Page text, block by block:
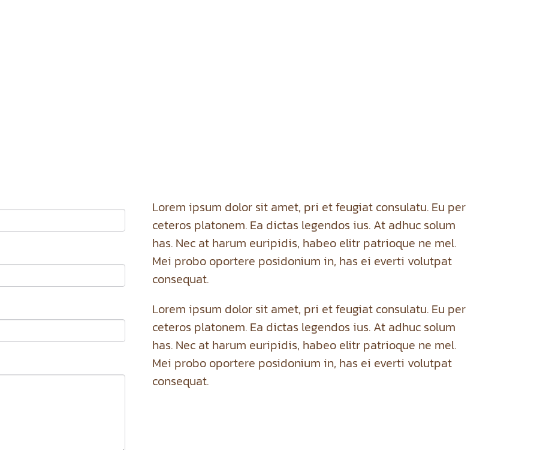
Lorem ipsum dolor sit amet, pri et feugiat consulatu. Eu per
ceteros platonem. Ea dictas legendos ius. At adhuc solum
has. Nec at harum euripidis, habeo elitr patrioque ne mel.
Mei probo oportere posidonium in, has ei everti volutpat
consequat.
Lorem ipsum dolor sit amet, pri et feugiat consulatu. Eu per
ceteros platonem. Ea dictas legendos ius. At adhuc solum
has. Nec at harum euripidis, habeo elitr patrioque ne mel.
Mei probo oportere posidonium in, has ei everti volutpat
consequat.